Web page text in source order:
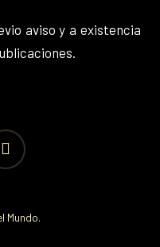
aviso y a existencia
Mundo.